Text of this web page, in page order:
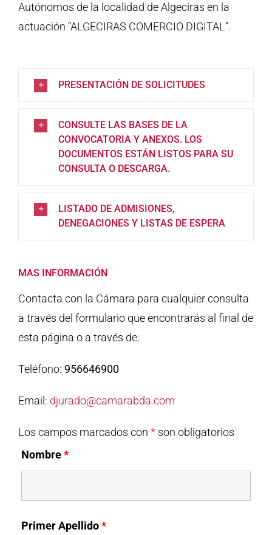
Autónomos de la localidad de Algeciras en la
actuación “ALGECIRAS COMERCIO DIGITAL”.
PRESENTACIÓN DE SOLICITUDES
CONSULTE LAS BASES DE LA
CONVOCATORIA Y ANEXOS. LOS
DOCUMENTOS ESTÁN LISTOS PARA SU
CONSULTA O DESCARGA.
LISTADO DE ADMISIONES,
DENEGACIONES Y LISTAS DE ESPERA
MAS INFORMACIÓN
Contacta con la Cámara para cualquier consulta
a través del formulario que encontrarás al final de
esta página o a través de:
Teléfono: 956646900
Email: djurado@camarabda.com
Los campos marcados con * son obligatorios
Nombre*
Primer Apellido*